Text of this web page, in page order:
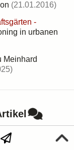
(21.01.2016)
-
in urbanen
Meinhard